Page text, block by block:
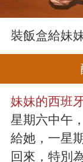
裝飯盒給妹
妹妹的西班
星期六中午
給她，一星
回來，特別